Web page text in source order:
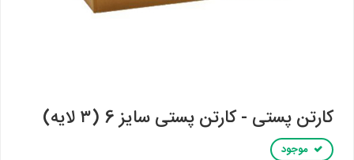
کارتن پستی - کارتن پستی سایز 6 (۳ لایه)
موجود